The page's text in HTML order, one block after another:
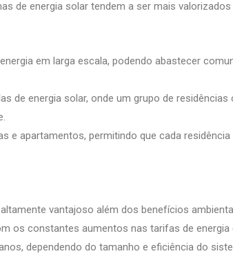
de energia solar tendem a ser mais
em larga escala, podendo abastecer
de energia solar, onde um grupo de
e apartamentos, permitindo que cada
vantajoso além dos benefícios
os constantes aumentos nas tarifas de energia
dependendo do tamanho e eficiência do